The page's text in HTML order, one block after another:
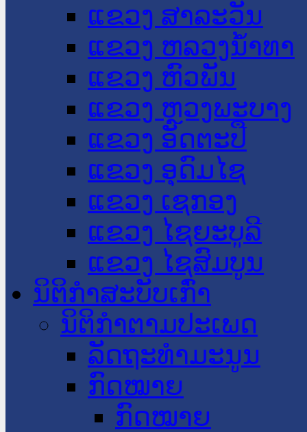
ແຂວງ ສາລະວັນ
ແຂວງ ຫລວງນໍ້າທາ
ແຂວງ ຫົວພັນ
ແຂວງ ຫຼວງພະບາງ
ແຂວງ ອັດຕະປື
ແຂວງ ອຸດົມໄຊ
ແຂວງ ເຊກອງ
ແຂວງ ໄຊຍະບູລີ
ແຂວງ ໄຊສົມບູນ
ນິຕິກໍາສະບັບເກົ່າ
ນິຕິກຳຕາມປະເພດ
ລັດຖະທໍາມະນູນ
ກົດໝາຍ
ກົດໝາຍ